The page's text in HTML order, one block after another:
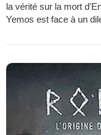
la vérité sur la mort
Yemos est face à un